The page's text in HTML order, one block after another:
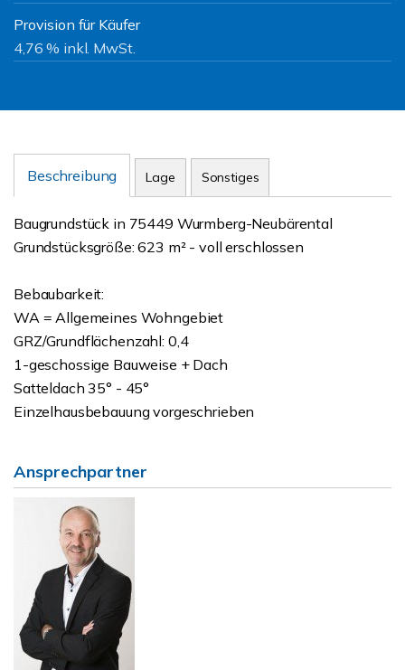
Provision für Käufer
4,76 % inkl. MwSt.
Beschreibung Lage Sonstiges
Baugrundstück in 75449 Wurmberg-Neubärental
Grundstücksgröße: 623 m² - voll erschlossen
Bebaubarkeit:
WA = Allgemeines Wohngebiet
GRZ/Grundflächenzahl: 0,4
1-geschossige Bauweise + Dach
Satteldach 35° - 45°
Einzelhausbebauung vorgeschrieben
Ansprechpartner